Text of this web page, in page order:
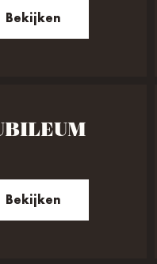
Bekijken
Bekijken